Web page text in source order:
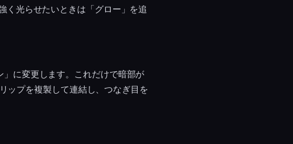
く光らせたいときは「グロー」を追
に変更します。これだけで暗部が
ップを複製して連結し、つなぎ目を